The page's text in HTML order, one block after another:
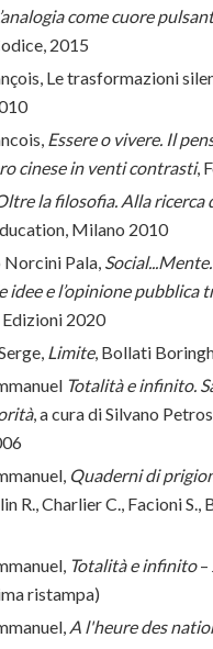
come cuore
2015
Le trasformazioni
Essere o vivere. Il
cinese in venti contrasti,
la filosofia. Alla ricerca
Milano 2010
Norcini Pala,
idee e l’opinione pubblica
Edizioni 2020
Limite, Bollati
Totalità e infinito.
, a cura di Silvano
Quaderni di
R., Charlier C., Facioni S.,
Totalità e infinito–
ristampa)
A l'heure des